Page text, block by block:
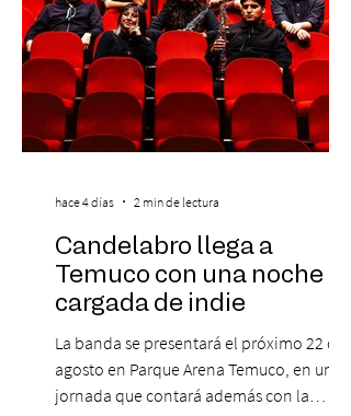
Candelabro llega a
Temuco con una noche
cargada de indie
La banda se presentará el próximo 22 de
agosto en Parque Arena Temuco, en una
jornada que contará además con la
hace 4 días 2 min de lectura